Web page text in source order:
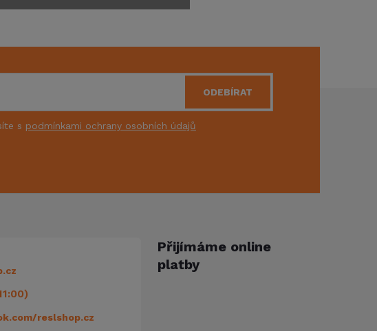
s podmínkami ochrany osobních údajů
ODEBÍRAT
reslshop.cz
Přijímáme online
platby